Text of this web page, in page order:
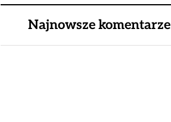
Najnowsze komentarze